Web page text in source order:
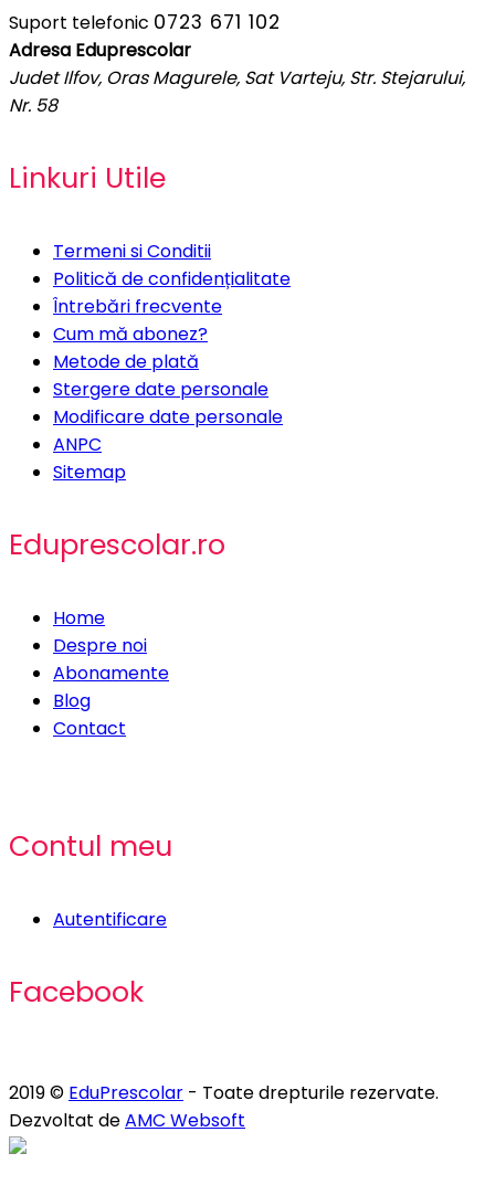
Suport telefonic 0723 671 102
Adresa Eduprescolar
Judet Ilfov, Oras Magurele, Sat Varteju, Str. Stejarului,
Nr. 58
Linkuri Utile
Termeni si Conditii
Politică de confidențialitate
Întrebări frecvente
Cum mă abonez?
Metode de plată
Stergere date personale
Modificare date personale
ANPC
Sitemap
Eduprescolar.ro
Home
Despre noi
Abonamente
Blog
Contact
Contul meu
Autentificare
Facebook
2019 © EduPrescolar - Toate drepturile rezervate.
Dezvoltat deAMC Websoft